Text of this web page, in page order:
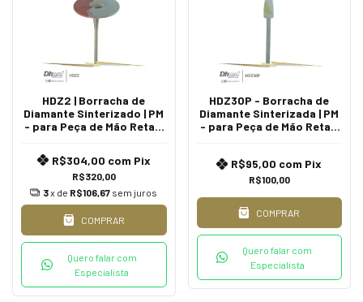
HDZ2 | Borracha de
Diamante Sinterizado | PM
- para Peça de Mão Reta -
R$320,00
R$304,00 com Pix
3x de R$106,67 sem juros
COMPRAR
Quero falar com
Especialista
HDZ30P - Borracha de
Diamante Sinterizada | PM
- para Peça de Mão Reta -
R$100,00
R$95,00 com Pix
COMPRAR
Quero falar com
Especialista